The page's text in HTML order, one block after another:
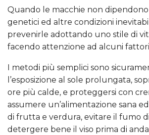
Quando le macchie non
genetici ed altre condizioni
prevenirle adottando uno stile di
facendo attenzione ad alcuni
I metodi più semplici sono
l’esposizione al sole prolungata,
ore più calde, e proteggersi con
assumere un’alimentazione sana
di frutta e verdura, evitare il fumo
detergere bene il viso prima di